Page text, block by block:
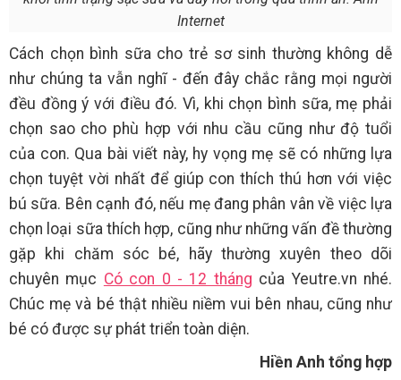
Internet
Cách chọn bình sữa cho trẻ sơ sinh thường không dễ
như chúng ta vẫn nghĩ - đến đây chắc rằng mọi người
đều đồng ý với điều đó. Vì, khi chọn bình sữa, mẹ phải
chọn sao cho phù hợp với nhu cầu cũng như độ tuổi
của con. Qua bài viết này, hy vọng mẹ sẽ có những lựa
chọn tuyệt vời nhất để giúp con thích thú hơn với việc
bú sữa. Bên cạnh đó, nếu mẹ đang phân vân về việc lựa
chọn loại sữa thích hợp, cũng như những vấn đề thường
gặp khi chăm sóc bé, hãy thường xuyên theo dõi
chuyên mục Có con 0 - 12 tháng của Yeutre.vn nhé.
Chúc mẹ và bé thật nhiều niềm vui bên nhau, cũng như
bé có được sự phát triển toàn diện.
Hiền Anh tổng hợp